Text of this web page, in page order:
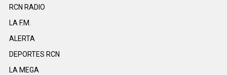
RCN RADIO
LA F.M.
ALERTA
DEPORTES RCN
LA MEGA